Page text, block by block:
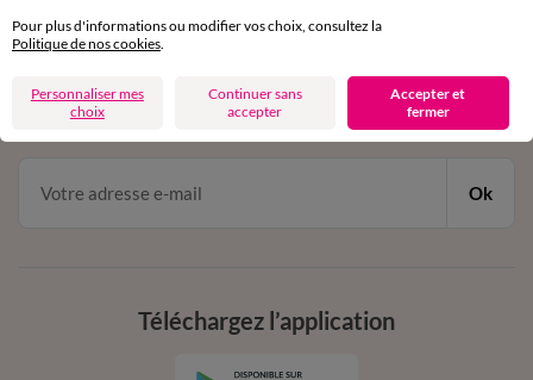
11€ Offerts
en vous inscrivant à la newsletter
dès 20€ d’achat
conditions dans votre email de confirmation
Ok
Téléchargez l’application
Pour plus d'informations ou modifier vos choix, consultez la
Politique de nos cookies
Personnaliser mes
choix
Continuer sans
accepter
Accepter et
fermer